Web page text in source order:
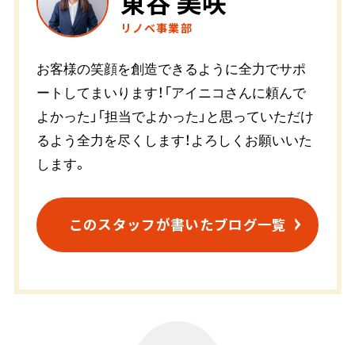
リノベ事業部
お客様の笑顔を創造できるように全力でサポ
ートしてまいります！「アイニコさんに頼んで
よかった」「担当でよかった」と思っていただけ
るよう全力を尽くします！よろしくお願いいた
します。
このスタッフが書いたブログ一覧